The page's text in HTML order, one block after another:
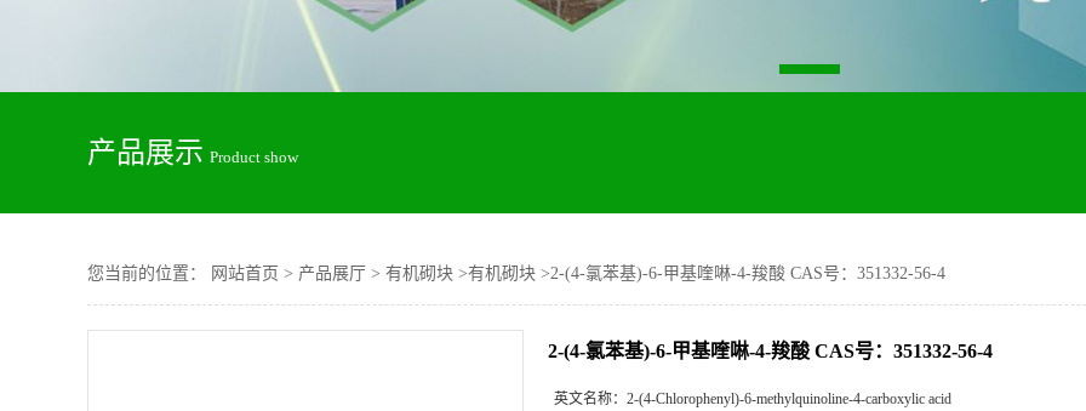
产品展示 Product show
您当前的位置： 网站首页 > 产品展厅 > 有机砌块 >有机砌块 >2-(4-氯苯基)-6-甲基喹啉-4-羧酸 CAS号：351332-56-4
2-(4-氯苯基)-6-甲基喹啉-4-羧酸 CAS号：351332-56-4
英文名称： 2-(4-Chlorophenyl)-6-methylquinoline-4-carboxylic acid